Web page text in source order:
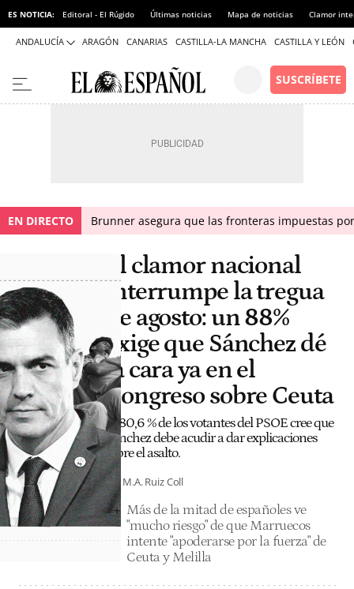
ES NOTICIA: Editoral - El Rúgido Últimas noticias Mapa de noticias Clamor
ANDALUCÍA ARAGÓN CANARIAS CASTILLA-LA MANCHA CASTILLA Y LEÓN
EN DIRECTO Brunner asegura que las fronteras impuestas
El clamor nacional
interrumpe la tregua
de agosto: un 88%
exige que Sánchez dé
la cara ya en el
Congreso sobre Ceuta
El 80,6 % de los votantes del PSOE cree que
Sánchez debe acudir a dar explicaciones
sobre el asalto.
M.A. Ruiz Coll
Más de la mitad de españoles ve
"mucho riesgo" de que Marruecos
intente "apoderarse por la fuerza" de
Ceuta y Melilla